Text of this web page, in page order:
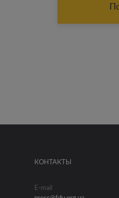
КОНТАКТЫ
E-mail